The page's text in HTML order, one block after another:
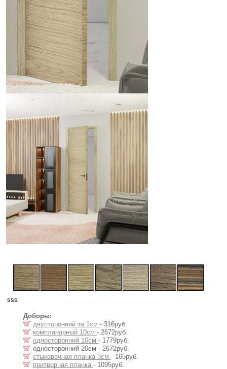
sss
Доборы:
двусторонний за 1см - 316руб.
компланарный 10см - 2672руб.
односторонний 10см - 1779руб.
односторонний 20см - 2672руб.
стыковочная планка 3см - 165руб.
притворная планка - 1095руб.